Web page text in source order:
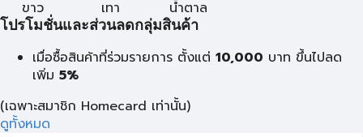
ขาว เทา น้ำตาล
โปรโมชั่นและส่วนลดกลุ่มสินค้า
เมื่อซื้อสินค้าที่ร่วมรายการ ตั้งแต่ 10,000 บาท ขึ้นไปลด
เพิ่ม 5%
(เฉพาะสมาชิก Homecard เท่านั้น)
ดูทั้งหมด